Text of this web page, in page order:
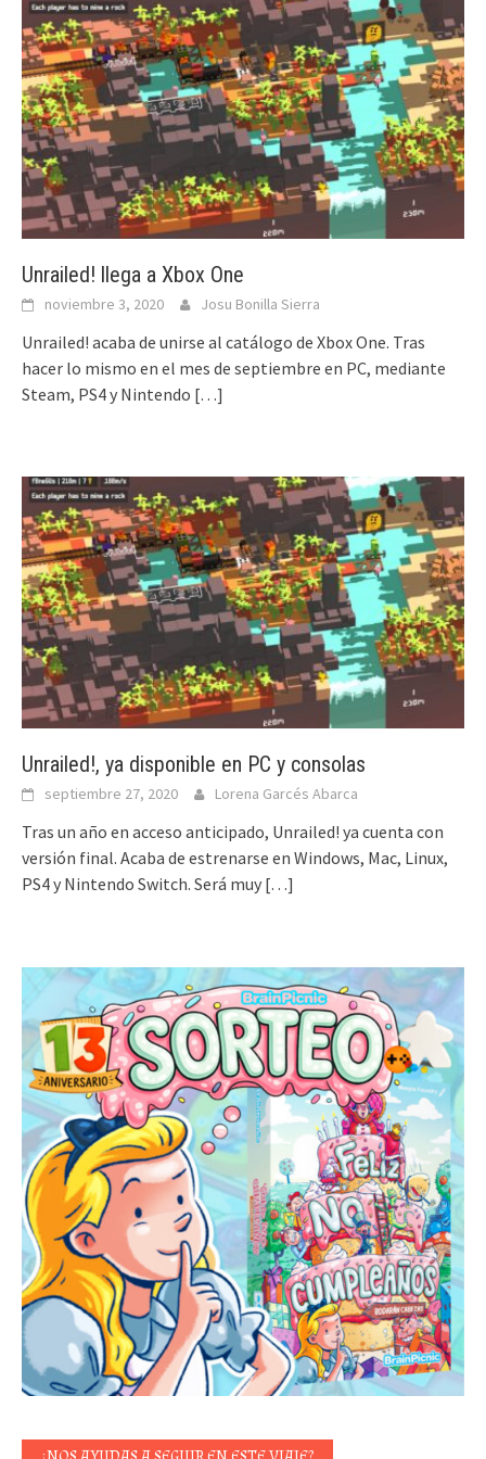
Unrailed! llega a Xbox One
noviembre 3, 2020 Josu Bonilla Sierra
Unrailed! acaba de unirse al catálogo de Xbox One. Tras
hacer lo mismo en el mes de septiembre en PC, mediante
Steam, PS4 y Nintendo […]
Unrailed!, ya disponible en PC y consolas
septiembre 27, 2020 Lorena Garcés Abarca
Tras un año en acceso anticipado, Unrailed! ya cuenta con
versión final. Acaba de estrenarse en Windows, Mac, Linux,
PS4 y Nintendo Switch. Será muy […]